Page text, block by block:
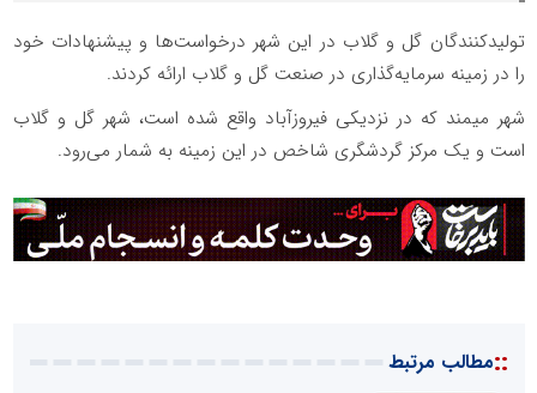
تولیدکنندگان گل و گلاب در این شهر درخواست‌ها و پیشنهادات خود
را در زمینه سرمایه‌گذاری در صنعت گل و گلاب ارائه کردند.
شهر میمند که در نزدیکی فیروزآباد واقع شده است، شهر گل و گلاب
است و یک مرکز گردشگری شاخص در این زمینه به شمار می‌رود.
::مطالب مرتبط